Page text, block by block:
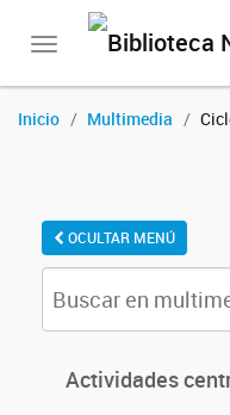
Toggle
Inicio Multimedia
OCULTAR MENÚ
Actividades